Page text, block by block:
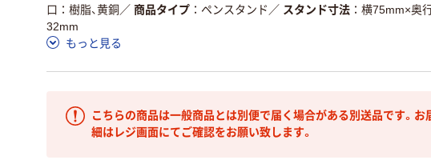
口：樹脂、黄銅 ／ 商品タイプ ペンスタンド ／ スタンド寸法
横75mm×奥
32mm
もっと見る
こちらの商品は一般商品とは別便で届く場合がある別送品です。お
細はレジ画面にてご確認をお願い致します。